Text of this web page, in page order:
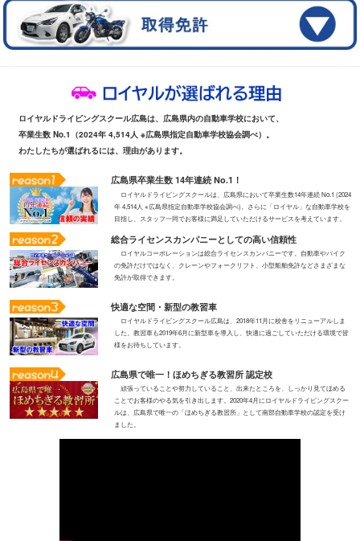
ロイヤルドライビングスクール広島は、広島県内の自動車学校において、
卒業生数 No.1（2024年 4,514人 ※広島県指定自動車学校協会調べ）。
わたしたちが選ばれるには、理由があります。
広島県卒業生数 14年連続 No.1！
ロイヤルドライビングスクールは、広島県において卒業生数14年連続 No.1 (2024
年 4,514人 ※広島県指定自動車学校協会調べ)。さらに「ロイヤル」な自動車学校を
目指し、スタッフ一同でお客様に満足していただけるサービスを考えています。
総合ライセンスカンパニーとしての高い信頼性
ロイヤルコーポレーションは総合ライセンスカンパニーです。自動車やバイク
の免許だけではなく、クレーンやフォークリフト、小型船舶免許などさまざまな
免許が取得できます。
快適な空間・新型の教習車
ロイヤルドライビングスクール広島は、2018年11月に校舎をリニューアルしま
した。教習車も2019年6月に新型車を導入し、快適に過ごしていただける環境で皆
様をお待ちしています。
広島県で唯一！ほめちぎる教習所 認定校
頑張っていることや努力していること、出来たところを、しっかり見てほめる
ことでお客様のやる気を引き出します。2020年4月にロイヤルドライビングスクー
ルは、広島県で唯一の「ほめちぎる教習所」として南部自動車学校の認定を受け
ました。